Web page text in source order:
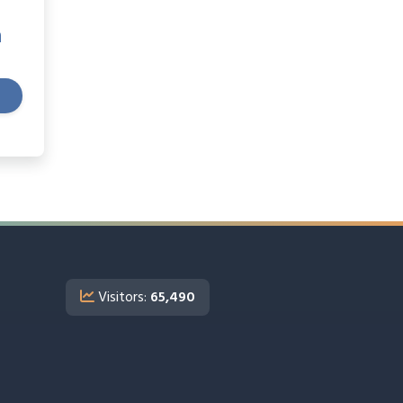
Visitors: 65,490